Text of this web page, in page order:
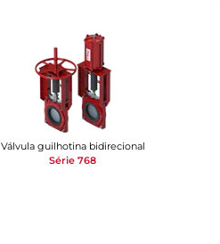
Válvula guilhotina bidirecional
Série 768